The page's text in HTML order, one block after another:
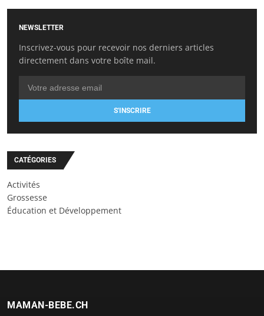
NEWSLETTER
Inscrivez-vous pour recevoir nos derniers articles
directement dans votre boîte mail.
S'INSCRIRE
CATÉGORIES
Activités
Grossesse
Éducation et Développement
MAMAN-BEBE.CH